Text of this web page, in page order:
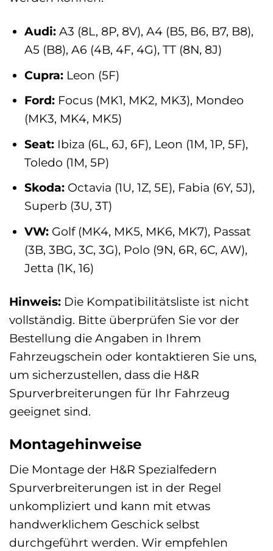
Audi:A3 (8L, 8P, 8V), A4 (B5, B6, B7, B8),
A5 (B8), A6 (4B, 4F, 4G), TT (8N, 8J)
Cupra:Leon (5F)
Ford:Focus (MK1, MK2, MK3), Mondeo
(MK3, MK4, MK5)
Seat:Ibiza (6L, 6J, 6F), Leon (1M, 1P, 5F),
Toledo (1M, 5P)
Skoda:Octavia (1U, 1Z, 5E), Fabia (6Y, 5J),
Superb (3U, 3T)
VW:Golf (MK4, MK5, MK6, MK7), Passat
(3B, 3BG, 3C, 3G), Polo (9N, 6R, 6C, AW),
Jetta (1K, 16)
Hinweis: Die Kompatibilitätsliste ist nicht
vollständig. Bitte überprüfen Sie vor der
Bestellung die Angaben in Ihrem
Fahrzeugschein oder kontaktieren Sie uns,
um sicherzustellen, dass die H&R
Spurverbreiterungen für Ihr Fahrzeug
geeignet sind.
Montagehinweise
Die Montage der H&R Spezialfedern
Spurverbreiterungen ist in der Regel
unkompliziert und kann mit etwas
handwerklichem Geschick selbst
durchgeführt werden. Wir empfehlen